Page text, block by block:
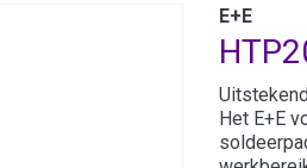
E+E
Het E+E